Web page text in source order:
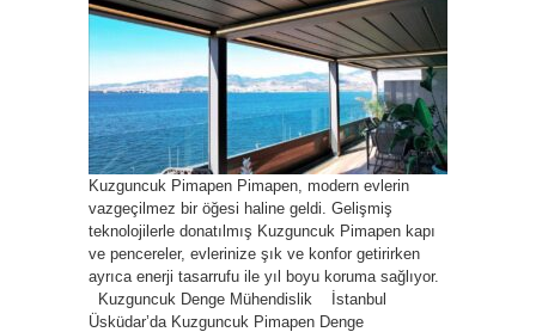
Kuzguncuk Pimapen Pimapen, modern evlerin
vazgeçilmez bir öğesi haline geldi. Gelişmiş
teknolojilerle donatılmış Kuzguncuk Pimapen kapı
ve pencereler, evlerinize şık ve konfor getirirken
ayrıca enerji tasarrufu ile yıl boyu koruma sağlıyor.
Kuzguncuk Denge Mühendislik İstanbul
Üsküdar’da Kuzguncuk Pimapen Denge